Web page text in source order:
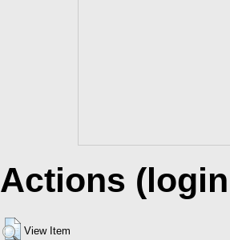
Actions
View Item